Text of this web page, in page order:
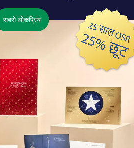
सबसे लोकप्रिय